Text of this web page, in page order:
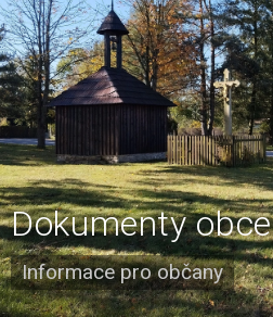
Dokumenty obce
Informace pro občany